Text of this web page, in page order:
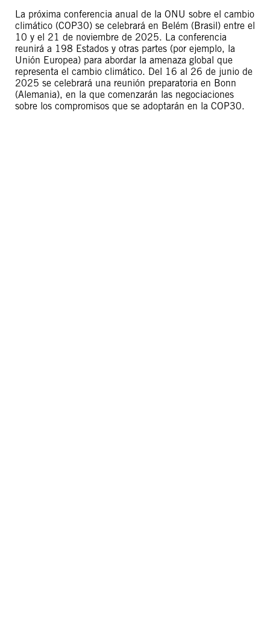
La próxima conferencia anual de la ONU sobre el cambio
climático (COP30) se celebrará en Belém (Brasil) entre el
10 y el 21 de noviembre de 2025. La conferencia
reunirá a 198 Estados y otras partes (por ejemplo, la
Unión Europea) para abordar la amenaza global que
representa el cambio climático. Del 16 al 26 de junio de
2025 se celebrará una reunión preparatoria en Bonn
(Alemania), en la que comenzarán las negociaciones
sobre los compromisos que se adoptarán en la COP30.